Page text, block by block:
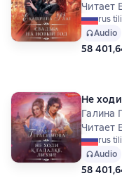
Читает
rus
Audio
58
Не
Галина
Читает
rus
Audio
58